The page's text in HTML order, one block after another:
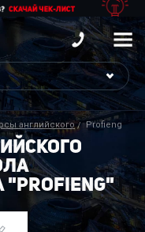
английского Profieng